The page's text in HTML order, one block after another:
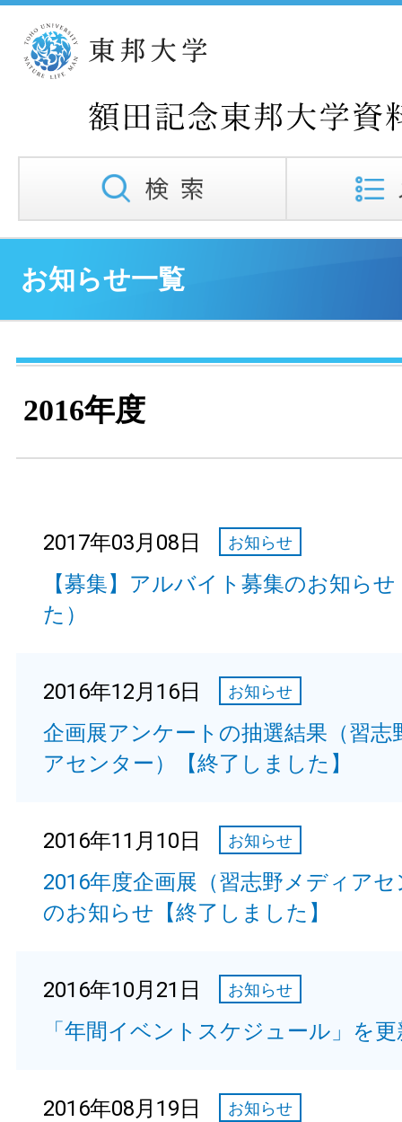
お知らせ一覧
2016年度
2017年03月08日 お知らせ
【募集】アルバイト募集のお知ら
た）
2016年12月16日 お知らせ
企画展アンケートの抽選結果（習志
アセンター）【終了しました】
2016年11月10日 お知らせ
2016年度企画展（習志野メディア
のお知らせ【終了しました】
2016年10月21日 お知らせ
「年間イベントスケジュール」を
2016年08月19日 お知らせ